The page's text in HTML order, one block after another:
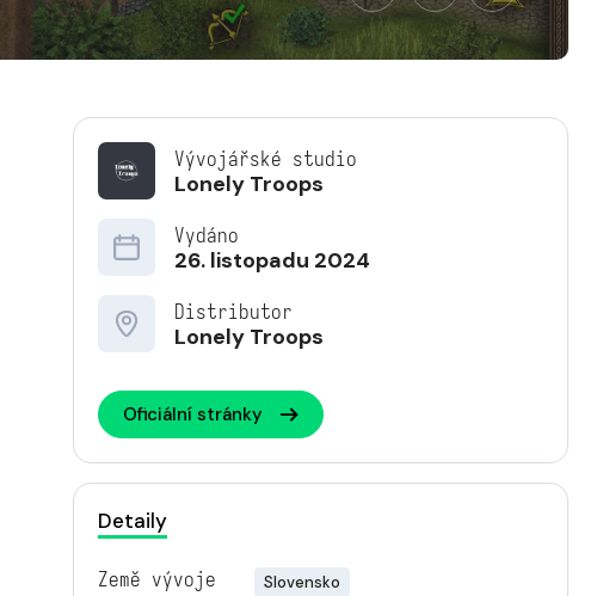
Vývojářské studio
Lonely Troops
Vydáno
26. listopadu 2024
Distributor
Lonely Troops
Oficiální stránky
Detaily
Země vývoje Slovensko